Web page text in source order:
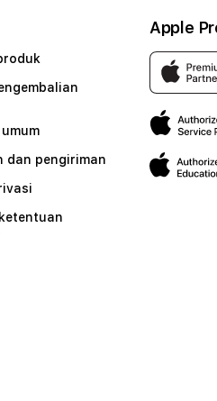
dan pengiriman
Apple